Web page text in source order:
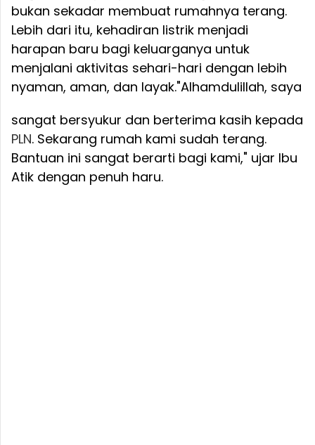
bukan sekadar membuat rumahnya terang.
Lebih dari itu, kehadiran listrik menjadi
harapan baru bagi keluarganya untuk
menjalani aktivitas sehari-hari dengan lebih
nyaman, aman, dan layak."Alhamdulillah, saya
sangat bersyukur dan berterima kasih kepada
PLN. Sekarang rumah kami sudah terang.
Bantuan ini sangat berarti bagi kami," ujar Ibu
Atik dengan penuh haru.